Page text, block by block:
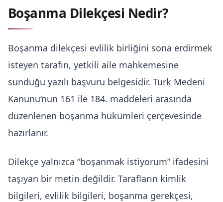
Boşanma Dilekçesi Nedir?
Boşanma dilekçesi evlilik birliğini sona erdirmek
isteyen tarafın, yetkili aile mahkemesine
sunduğu yazılı başvuru belgesidir. Türk Medeni
Kanunu‘nun 161 ile 184. maddeleri arasında
düzenlenen boşanma hükümleri çerçevesinde
hazırlanır.
Dilekçe yalnızca “boşanmak istiyorum” ifadesini
taşıyan bir metin değildir. Tarafların kimlik
bilgileri, evlilik bilgileri, boşanma gerekçesi,